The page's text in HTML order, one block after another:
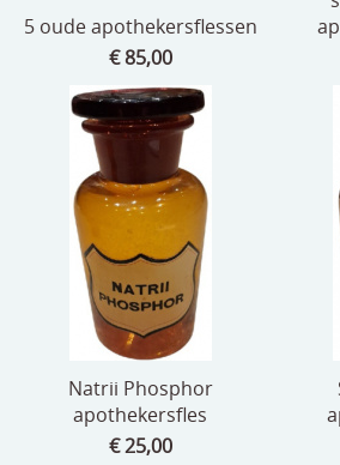
5 oude apothekersflessen
€ 85,00
Natrii Phosphor
apothekersfles
€ 25,00